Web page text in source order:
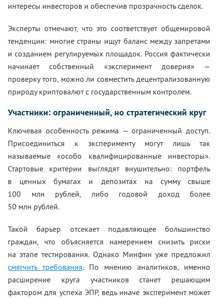
интересы инвесторов и обеспечив прозрачность сделок.
Эксперты отмечают, что это соответствует общемировой
тенденции: многие страны ищут баланс между запретами
и созданием регулируемых площадок. Россия фактически
начинает собственный «эксперимент доверия» —
проверку того, можно ли совместить децентрализованную
природу криптовалют с государственным контролем.
Участники: ограниченный, но стратегический круг
Ключевая особенность режима — ограниченный доступ.
Присоединиться к эксперименту могут лишь так
называемые «особо квалифицированные инвесторы».
Стартовые критерии выглядят внушительно: портфель
в ценных бумагах и депозитах на сумму свыше
100 млн рублей, либо годовой доход более
50 млн рублей.
Такой барьер отсекает подавляющее большинство
граждан, что объясняется намерением снизить риски
на этапе тестирования. Однако Минфин уже предложил
смягчить требования. По мнению аналитиков, именно
расширение круга участников станет решающим
фактором для успеха ЭПР, ведь иначе эксперимент может